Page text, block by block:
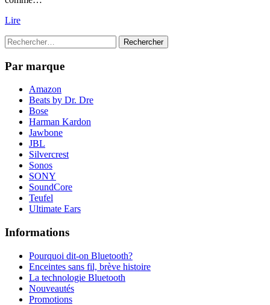
réduction
un
Musical
chez
Fnac+
Lire
Rechercher :
Par marque
Amazon
Beats by Dr. Dre
Bose
Harman Kardon
Jawbone
JBL
Silvercrest
Sonos
SONY
SoundCore
Teufel
Ultimate Ears
Informations
Pourquoi dit-on Bluetooth?
Enceintes sans fil, brève histoire
La technologie Bluetooth
Nouveautés
Promotions